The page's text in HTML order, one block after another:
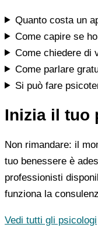
Quanto costa un
Come capire se
Come chiedere di
Come parlare
Si può fare
Inizia il tuo
Non rimandare: il
tuo benessere è
professionisti
funziona la
Vedi tutti gli psicologi